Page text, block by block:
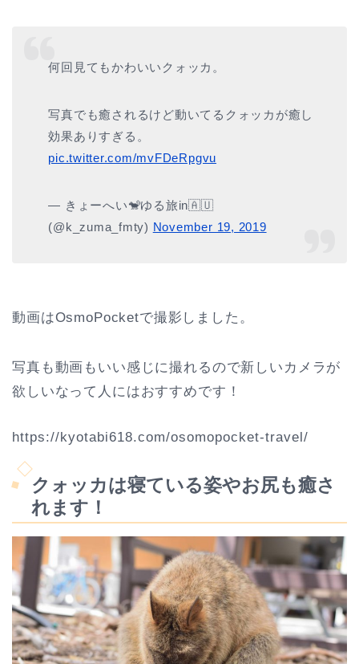
何回見てもかわいいクォッカ。
写真でも癒されるけど動いてるクォッカが癒し
効果ありすぎる。
pic.twitter.com/mvFDeRpgvu
— きょーへい🐒ゆる旅in🇦🇺
(@k_zuma_fmty) November 19, 2019
動画はOsmoPocketで撮影しました。
写真も動画もいい感じに撮れるので新しいカメラが
欲しいなって人にはおすすめです！
https://kyotabi618.com/osomopocket-travel/
クォッカは寝ている姿やお尻も癒さ
れます！